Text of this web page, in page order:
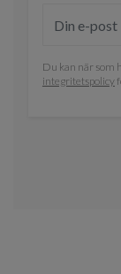
Du kan när som
integritetspolicy